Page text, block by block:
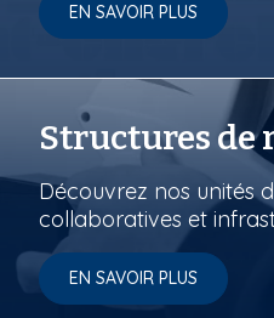
EN SAVOIR PLUS
Structures de
Découvrez nos unités
collaboratives et
EN SAVOIR PLUS